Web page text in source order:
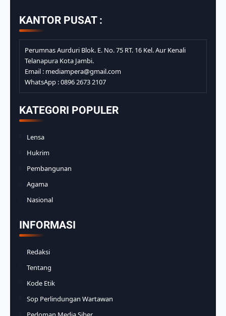
KANTOR PUSAT :
Perumnas Aurduri Blok. E. No. 75 RT. 16 Kel. Aur Kenali
Telanapura Kota Jambi.
Email : mediampera@gmail.com
WhatsApp : 0896 2673 2107
KATEGORI POPULER
Lensa
Hukrim
Pembangunan
Agama
Nasional
INFORMASI
Redaksi
Tentang
Kode Etik
Sop Perlindungan Wartawan